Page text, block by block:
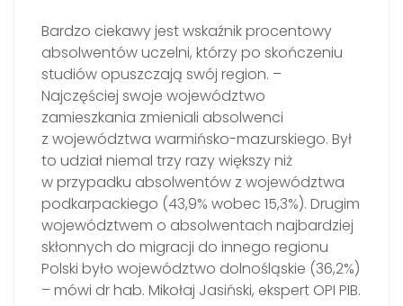
Bardzo ciekawy jest wskaźnik procentowy
absolwentów uczelni, którzy po skończeniu
studiów opuszczają swój region. –
Najczęściej swoje województwo
zamieszkania zmieniali absolwenci
z województwa warmińsko-mazurskiego. Był
to udział niemal trzy razy większy niż
w przypadku absolwentów z województwa
podkarpackiego (43,9% wobec 15,3%). Drugim
województwem o absolwentach najbardziej
skłonnych do migracji do innego regionu
Polski było województwo dolnośląskie (36,2%)
– mówi dr hab. Mikołaj Jasiński, ekspert OPI PIB.